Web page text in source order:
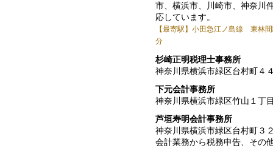
市、横浜市、川崎市、神奈川
応しています。
【最寄駅】小田急江ノ島線 東林
分
杉崎正明税理士事務所
神奈川県横浜市緑区台村町４
下元会計事務所
神奈川県横浜市緑区竹山１丁
芦垣寿明会計事務所
神奈川県横浜市緑区台村町３
会計業務から税務申告、その